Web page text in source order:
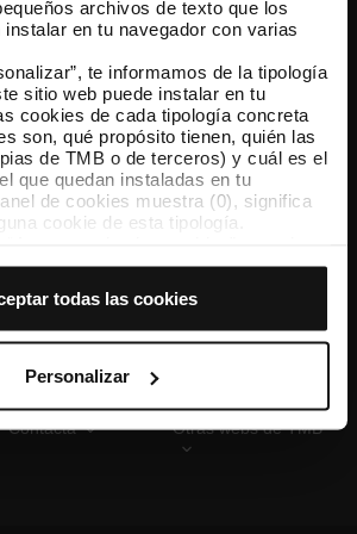
archivos de texto que los
en tu navegador con varias
te informamos de la tipología
sitio web puede instalar en tu
cookies de cada tipología concreta
son, qué propósito tienen, quién las
de TMB o de terceros) y cuál es el
que quedan instaladas en tu
de cookies muestra (0), significa
cookie de esta tipología.
se instalen en tu navegador.
permite indicar si quieres que se
de esa clase.
marcado tus preferencias, debes
y configurar”. Así se instalarán
que selecciones las cookies
porque permiten recordar tus
(como el idioma) y mejoran tu
todas las cookies
Personalizar
y compra tus billetes
Google Play
Contacta Otras webs de TMB